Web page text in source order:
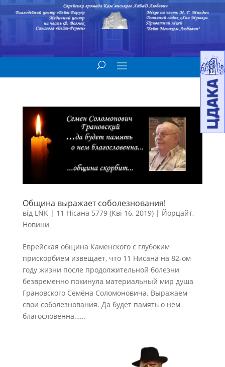
Община выражает соболезнования!
від LNK| 11 Нісана 5779 (Кві 16, 2019)| Йорцайт,
Новини
Еврейская община Каменского с глубоким
прискорбием извещает, что 11 Нисана на 82-ом
году жизни после продолжительной болезни
безвременно покинула материальный мир душа
Грановского Семёна Соломоновича. Выражаем
свои соболезнования. Да будет память о нем
благословенна…...